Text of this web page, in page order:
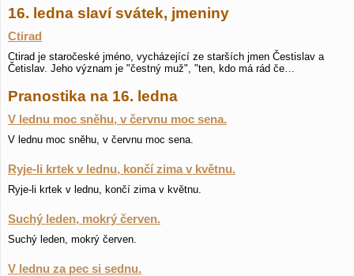
16. ledna slaví svátek, jmeniny
Ctirad
Ctirad je staročeské jméno, vycházející ze starších jmen Čestislav a
Četislav. Jeho význam je "čestný muž", "ten, kdo má rád če…
Pranostika na 16. ledna
V lednu moc sněhu, v červnu moc sena.
V lednu moc sněhu, v červnu moc sena.
Ryje-li krtek v lednu, končí zima v květnu.
Ryje-li krtek v lednu, končí zima v květnu.
Suchý leden, mokrý červen.
Suchý leden, mokrý červen.
V lednu za pec si sednu.